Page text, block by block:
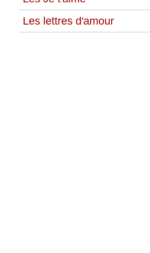
Les lettres d'amour